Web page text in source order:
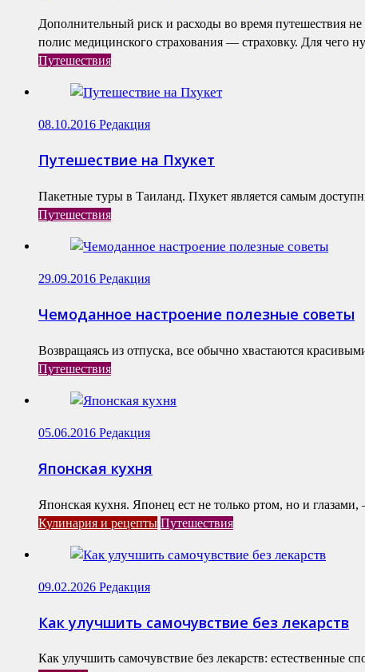
Дополнительный риск и расходы во время путешествия
полис медицинского страхования — страховку. Для чего
Путешествия
08.10.2016 Редакция
Путешествие на Пхукет
Пакетные туры в Таиланд. Пхукет является самым
Путешествия
29.09.2016 Редакция
Чемоданное настроение полезные советы
Возвращаясь из отпуска, все обычно хвастаются
Путешествия
05.06.2016 Редакция
Японская кухня
Японская кухня. Японец ест не только ртом, но и
Кулинария и рецепты Путешествия
09.02.2026 Редакция
Как улучшить самочувствие без лекарств
Как улучшить самочувствие без лекарств: естественные